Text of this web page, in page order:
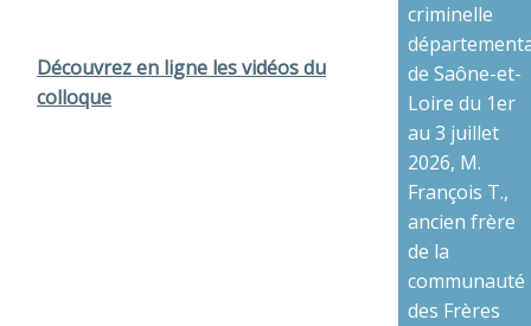
Découvrez en ligne les vidéos du
colloque
criminelle
de Saône-et-
Loire du 1er
au 3 juillet
2026, M.
François T.,
ancien frère
de la
communauté
des Frères